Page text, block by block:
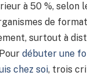
à 50 %, selon
de
surtout à
débuter une
chez soi, trois